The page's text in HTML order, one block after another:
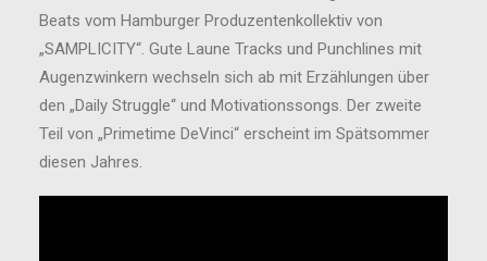
Beats vom Hamburger Produzentenkollektiv von
„SAMPLICITY“. Gute Laune Tracks und Punchlines mit
Augenzwinkern wechseln sich ab mit Erzählungen über
den „Daily Struggle“ und Motivationssongs. Der zweite
Teil von „Primetime DeVinci“ erscheint im Spätsommer
diesen Jahres.